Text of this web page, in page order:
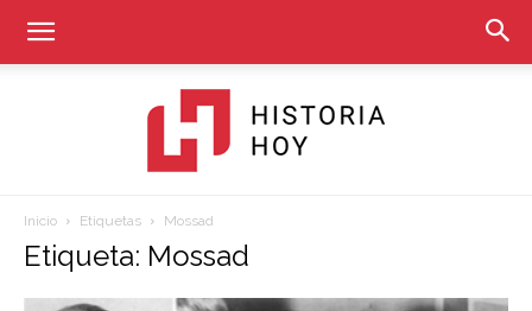
Inicio Etiquetas Mossad
Etiqueta: Mossad